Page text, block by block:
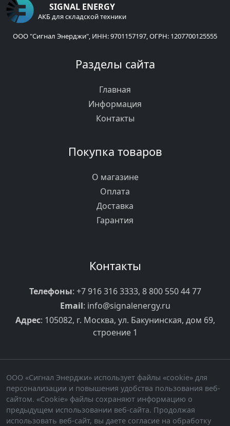
SIGNAL ENERGY
АКБ для складской техники
ООО "Сигнал Энерджи", ИНН: 9701157197, ОГРН: 1207700125555
Разделы сайта
Главная
Информация
Контакты
Покупка товаров
О магазине
Оплата
Доставка
Гарантия
Контакты
Телефоны: +7 916 316 3333, 8 800 550 44 77
Email: info@signalenergy.ru
Адрес: 105082, г. Москва, ул. Бакунинская, дом 69,
строение 1
ООО «Сигнал Энерджи» использует файлы «cookie» для
персонализации и повышения удобства пользования веб-
сайтом. «Cookie» файлы сохраняют информацию о
предыдущем использовании веб-сайта. Продолжая
использовать веб-сайт, вы даете согласие на обработку